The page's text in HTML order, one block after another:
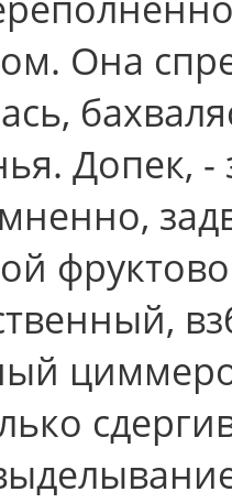
Она
Допек, -